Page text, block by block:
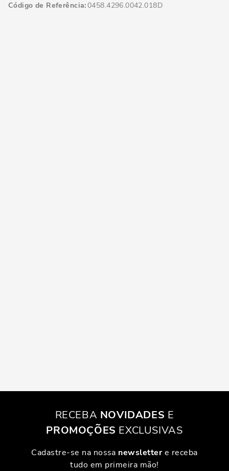
Código de Referência 0458.4296.0042.018D
RECEBA NOVIDADES E
PROMOÇÕES EXCLUSIVAS
Cadastre-se na nossa newslettere receba
tudo em primeira mão!